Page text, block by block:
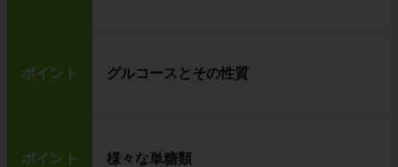
ポイント グルコースとその性質
ポイント 様々な単糖類